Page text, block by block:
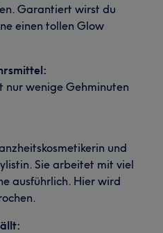
Garantiert wirst du
einen tollen Glow
nur wenige Gehminuten
und
Sie arbeitet mit viel
ausführlich. Hier wird